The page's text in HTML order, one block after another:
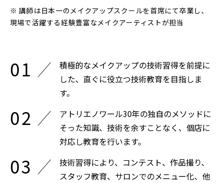
※ 講師は日本一のメイクアップスクールを首席にて卒業し、
現場で活躍する経験豊富なメイクアーティストが担当
積極的なメイクアップの技術習得を前提に
した、直ぐに役立つ技術教育を目指しま
す。
アトリエノワール30年の独自のメソッドに
そった知識、技術を余すことなく、個店に
対応し教育を行います。
技術習得により、コンテスト、作品撮り、
スタッフ教育、サロンでのメニュー化、他